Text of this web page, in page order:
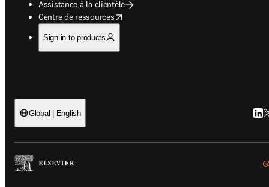
Assistance à la clientèle
Centre de ressources
opens in new tab/window
Sign in to products
Global | English